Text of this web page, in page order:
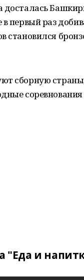
досталась
первый раз
становился
сборную
"Еда и